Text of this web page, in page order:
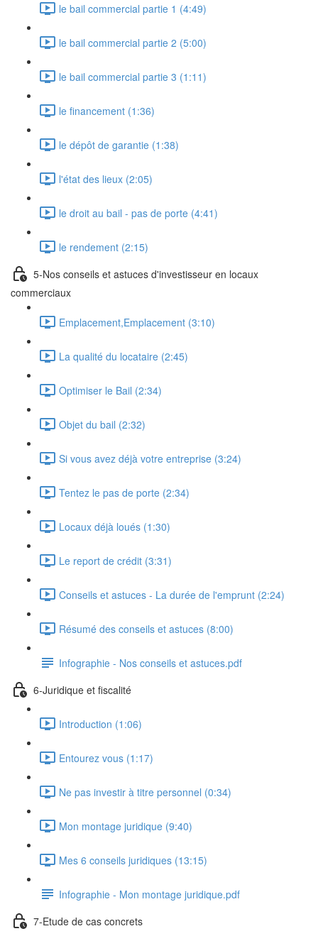
le bail commercial partie 1 (4:49)
le bail commercial partie 2 (5:00)
le bail commercial partie 3 (1:11)
le financement (1:36)
le dépôt de garantie (1:38)
l'état des lieux (2:05)
le droit au bail - pas de porte (4:41)
le rendement (2:15)
5-Nos conseils et astuces d'investisseur en locaux
commerciaux
Emplacement,Emplacement (3:10)
La qualité du locataire (2:45)
Optimiser le Bail (2:34)
Objet du bail (2:32)
Si vous avez déjà votre entreprise (3:24)
Tentez le pas de porte (2:34)
Locaux déjà loués (1:30)
Le report de crédit (3:31)
Conseils et astuces - La durée de l'emprunt (2:24)
Résumé des conseils et astuces (8:00)
Infographie - Nos conseils et astuces.pdf
6-Juridique et fiscalité
Introduction (1:06)
Entourez vous (1:17)
Ne pas investir à titre personnel (0:34)
Mon montage juridique (9:40)
Mes 6 conseils juridiques (13:15)
Infographie - Mon montage juridique.pdf
7-Etude de cas concrets